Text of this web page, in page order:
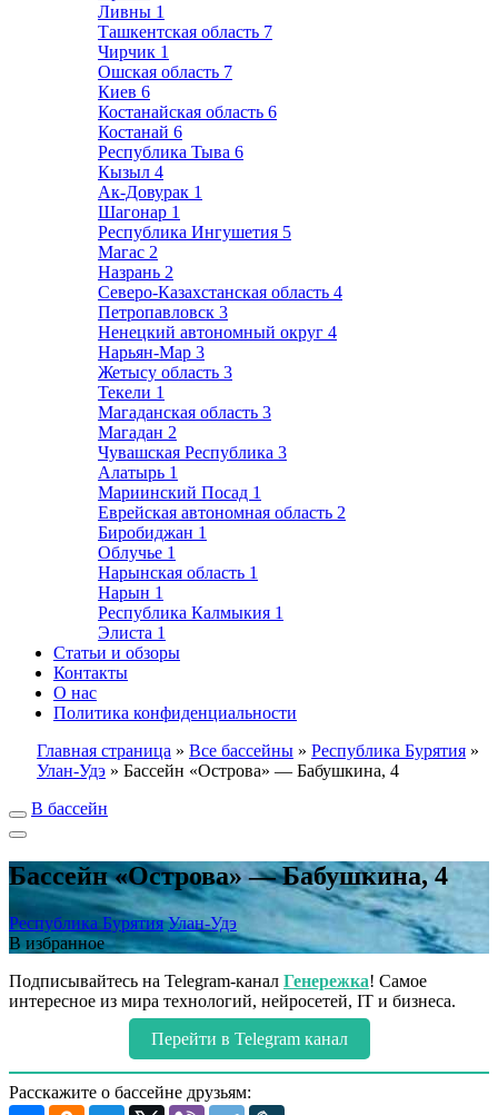
Ливны 1
Ташкентская область 7
Чирчик 1
Ошская область 7
Киев 6
Костанайская область 6
Костанай 6
Республика Тыва 6
Кызыл 4
Ак-Довурак 1
Шагонар 1
Республика Ингушетия 5
Магас 2
Назрань 2
Северо-Казахстанская область 4
Петропавловск 3
Ненецкий автономный округ 4
Нарьян-Мар 3
Жетысу область 3
Текели 1
Магаданская область 3
Магадан 2
Чувашская Республика 3
Алатырь 1
Мариинский Посад 1
Еврейская автономная область 2
Биробиджан 1
Облучье 1
Нарынская область 1
Нарын 1
Республика Калмыкия 1
Элиста 1
Статьи и обзоры
Контакты
О нас
Политика конфиденциальности
Главная страница » Все бассейны » Республика Бурятия »
Улан-Удэ » Бассейн «Острова» — Бабушкина, 4
В бассейн
Бассейн «Острова» — Бабушкина, 4
Республика Бурятия Улан-Удэ
В избранное
Подписывайтесь на Telegram-канал Генережка! Самое
интересное из мира технологий, нейросетей, IT и бизнеса.
Перейти в Telegram канал
Расскажите о бассейне друзьям: